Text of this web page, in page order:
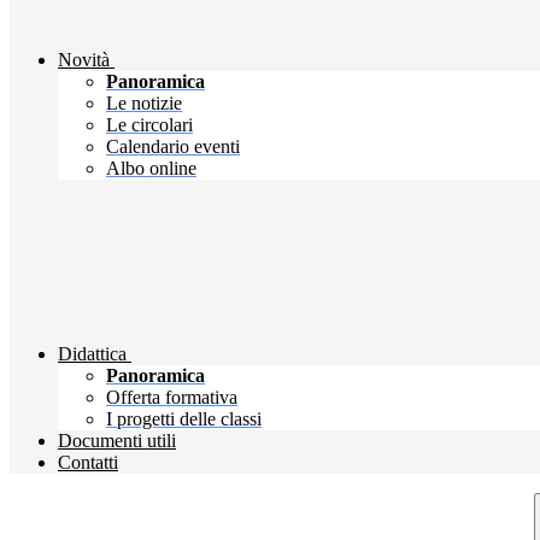
Novità
Panoramica
Le notizie
Le circolari
Calendario eventi
Albo online
Didattica
Panoramica
Offerta formativa
I progetti delle classi
Documenti utili
Contatti